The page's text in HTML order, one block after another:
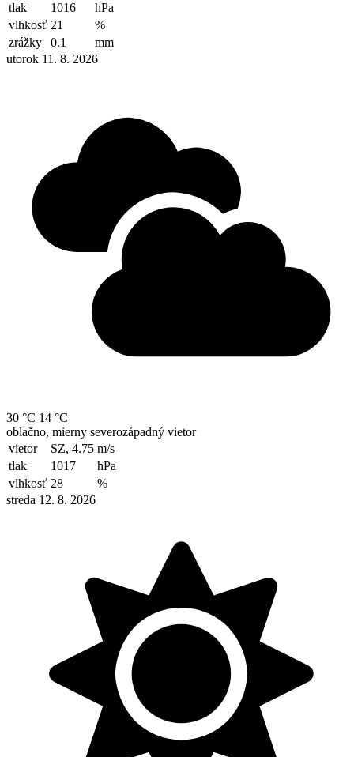
tlak 1016
hPa
vlhkosť 21
%
zrážky
0.1
mm
utorok 11. 8. 2026
30 °C 14 °C
oblačno, mierny severozápadný vietor
vietor
SZ, 4.75 m/s
tlak
1017
hPa
vlhkosť 28
%
streda 12. 8. 2026